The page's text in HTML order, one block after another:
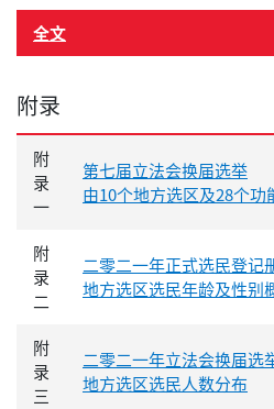
全文
附录
附
录
一
第七届立法会换届选举
由10个地方选区及28个
附
录
二
二零二一年正式选民登记
地方选区选民年龄及性别
附
录
三
二零二一年立法会换届选
地方选区选民人数分布